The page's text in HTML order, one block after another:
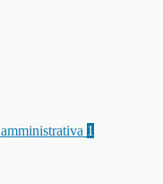
1